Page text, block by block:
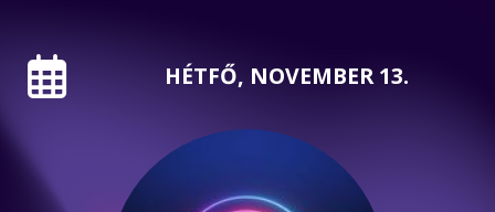
HÉTFŐ, NOVEMBER 13.